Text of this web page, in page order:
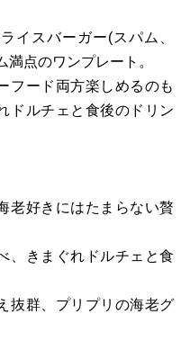
イスバーガー(スパム、
満点のワンプレート。
フード両方楽しめるのも
ドルチェと食後のドリン
老好きにはたまらない贅
、きまぐれドルチェと食
抜群、プリプリの海老グ